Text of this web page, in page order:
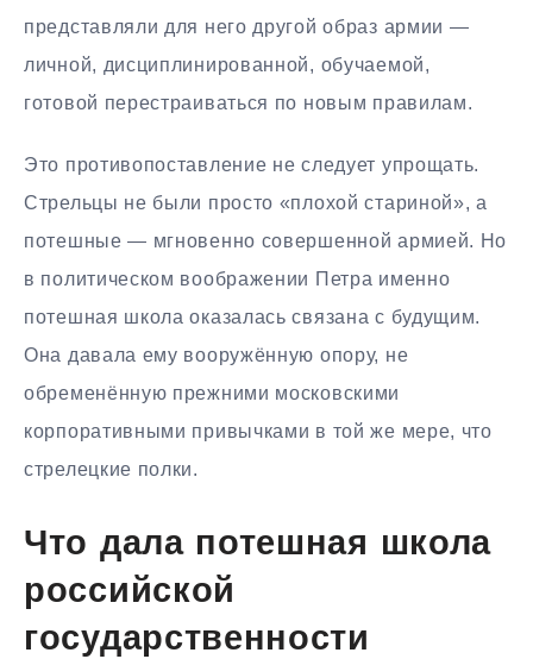
представляли для него другой образ армии —
личной, дисциплинированной, обучаемой,
готовой перестраиваться по новым правилам.
Это противопоставление не следует упрощать.
Стрельцы не были просто «плохой стариной», а
потешные — мгновенно совершенной армией. Но
в политическом воображении Петра именно
потешная школа оказалась связана с будущим.
Она давала ему вооружённую опору, не
обременённую прежними московскими
корпоративными привычками в той же мере, что
стрелецкие полки.
Что дала потешная школа
российской
государственности